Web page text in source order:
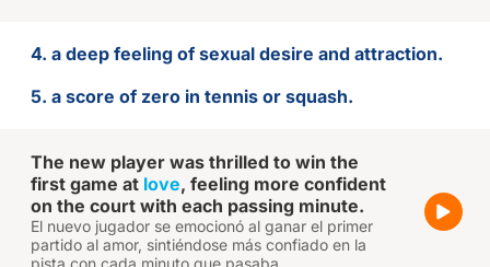
4. a deep feeling of sexual desire and attraction.
5. a score of zero in tennis or squash.
The new player was thrilled to win the
first game at love, feeling more confident
on the court with each passing minute.
El nuevo jugador se emocionó al ganar el primer
partido al amor, sintiéndose más confiado en la
pista con cada minuto que pasaba.